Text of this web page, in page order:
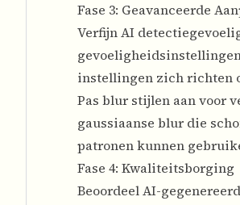
Fase 3: Geavanceerde
Verfijn AI
instellingen zich richten
Pas blur stijlen aan voor
gaussiaanse blur die
patronen kunnen
Fase 4: Kwaliteitsborging
Beoordeel AI-